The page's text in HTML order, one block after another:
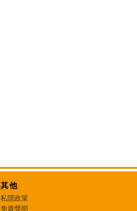
其他
私隱政策
免責聲明